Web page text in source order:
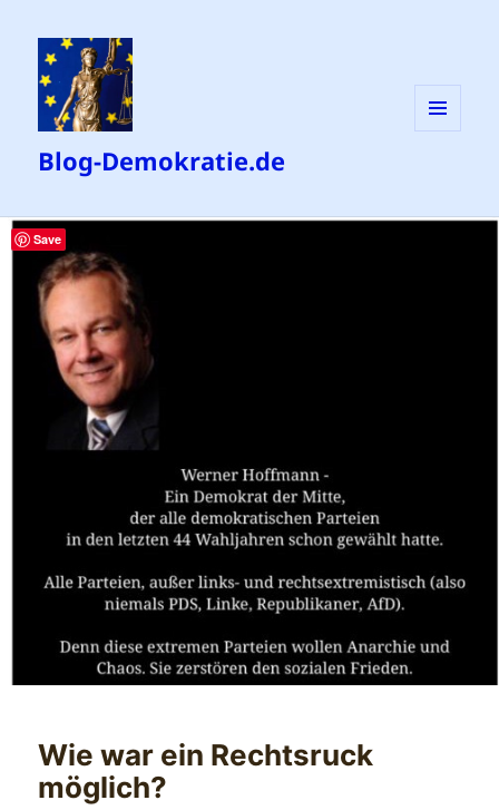
Blog-Demokratie.de
Wie war ein Rechtsruck
möglich?
Save